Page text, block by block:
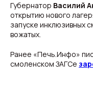
Губернатор Василий
открытию нового
запуске инклюзивных
вожатых.
Ранее «Печь.Инфо»
смоленском ЗАГСе